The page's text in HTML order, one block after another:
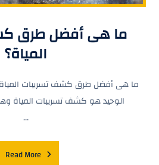
ما هى أفضل طرق
المياة؟
ما هى أفضل طرق كشف تسريبات المياة؟
الوحيد هو كشف تسريبات المياة
...
Read More